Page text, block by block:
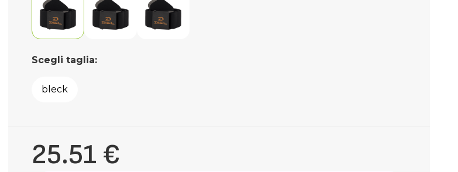
Scegli taglia:
bleck
25.51 €